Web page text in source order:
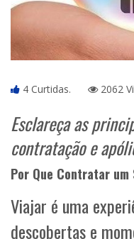
4 Curtidas. 2062
Esclareça as
contratação e
Por Que Contratar um
Viajar é uma
descobertas e